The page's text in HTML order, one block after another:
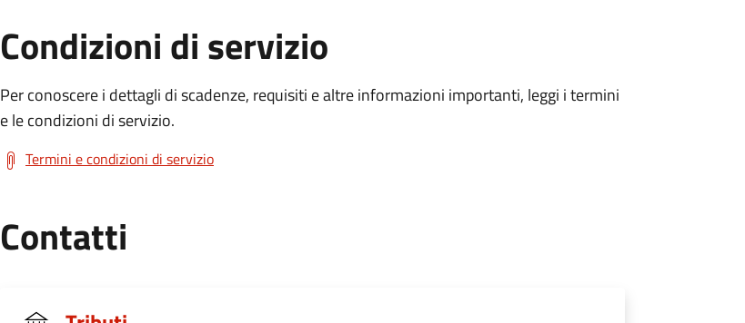
Condizioni di servizio
Per conoscere i dettagli di scadenze, requisiti e altre informazioni importanti, leggi i termini
e le condizioni di servizio.
Termini e condizioni di servizio
Contatti